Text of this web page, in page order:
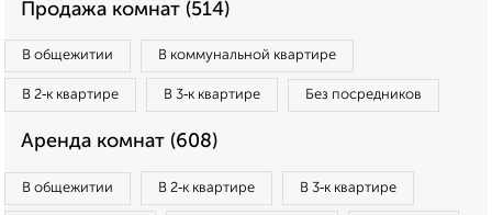
Продажа комнат (514)
В общежитии В коммунальной квартире
В 2‑к квартире В 3‑к квартире Без посредников
Аренда комнат (608)
В общежитии В 2‑к квартире В 3‑к квартире